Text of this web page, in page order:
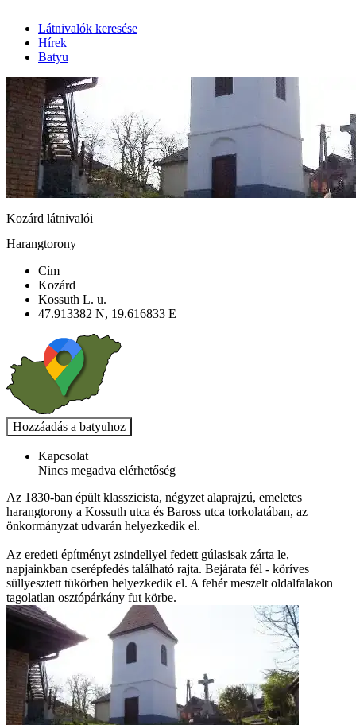
Látnivalók keresése
Hírek
Batyu
Kozárd látnivalói
Harangtorony
Cím
Kozárd
Kossuth L. u.
47.913382 N, 19.616833 E
Kapcsolat
Nincs megadva elérhetőség
Az 1830-ban épült klasszicista, négyzet alaprajzú, emeletes
harangtorony a Kossuth utca és Baross utca torkolatában, az
önkormányzat udvarán helyezkedik el.
Az eredeti építményt zsindellyel fedett gúlasisak zárta le,
napjainkban cserépfedés található rajta. Bejárata fél - köríves
süllyesztett tükörben helyezkedik el. A fehér meszelt oldalfalakon
tagolatlan osztópárkány fut körbe.